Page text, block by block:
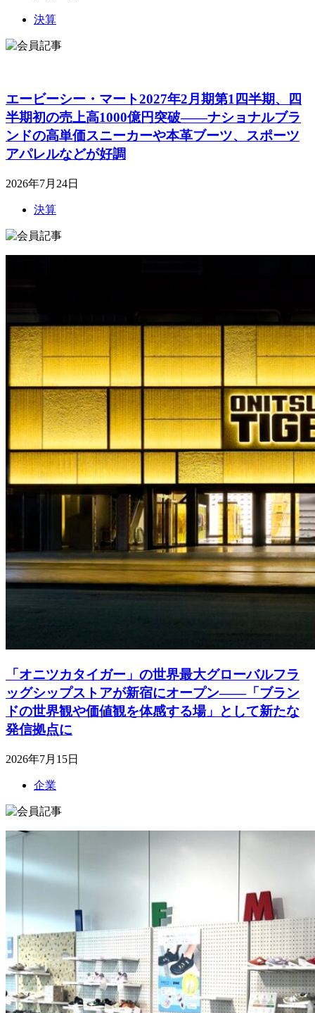
決算
エービーシー・マート2027年2月期第1四半期、四
半期初の売上高1000億円突破――ナショナルブラ
ンドの高単価スニーカーや本革ブーツ、スポーツ
アパレルなどが好調
2026年7月24日
決算
「オニツカタイガー」の世界最大グローバルフラ
ッグシップストアが新宿にオープン――「ブラン
ドの世界観や価値観を体感する場」として新たな
発信拠点に
2026年7月15日
企業